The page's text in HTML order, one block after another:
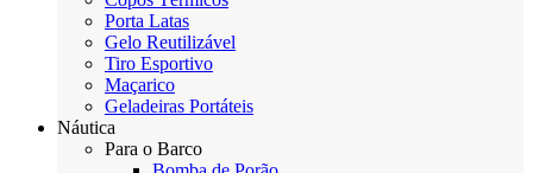
Porta Latas
Gelo Reutilizável
Tiro Esportivo
Maçarico
Geladeiras Portáteis
Náutica
Para o Barco